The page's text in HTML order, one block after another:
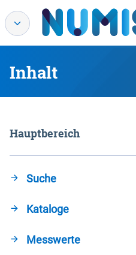
Inhalt
Hauptbereich
Suche
Kataloge
Messwerte